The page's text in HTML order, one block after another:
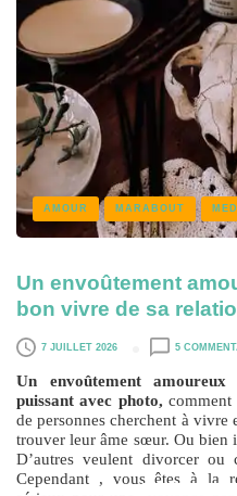
AMOUR MARABOUT
Un envoûtement
bon vivre de sa
7 JUILLET 2026 5
Un envoûtement
puissant avec photo,
de personnes cherchent à vivre
trouver leur âme sœur. Ou bien
D’autres veulent divorcer
Cependant , vous êtes à la